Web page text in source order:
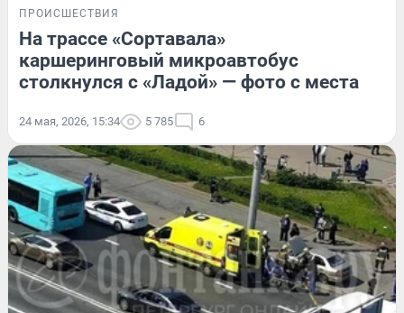
ПРОИСШЕСТВИЯ
На трассе «Сортавала»
каршеринговый микроавтобус
столкнулся с «Ладой» — фото с места
24 мая, 2026, 15:34 5 785 6